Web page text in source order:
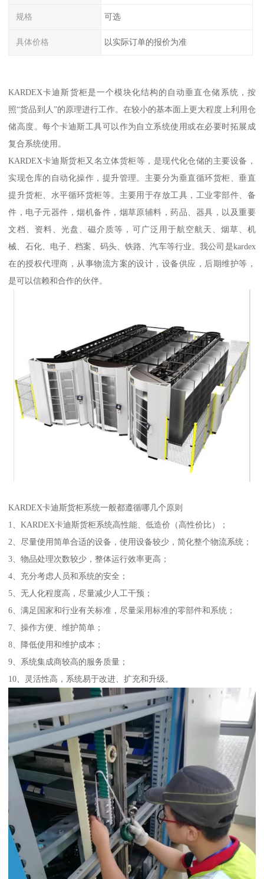
规格 可选
具体价格 以实际订单的报价为准
KARDEX卡迪斯货柜是一个模块化结构的自动垂直仓储系统，按
照“货品到人”的原理进行工作。在较小的基本面上更大程度上利用仓
储高度。每个卡迪斯工具可以作为自立系统使用或在必要时拓展成
复合系统使用。
KARDEX卡迪斯货柜又名立体货柜等，是现代化仓储的主要设备，
实现仓库的自动化操作，提升管理。主要分为垂直循环货柜、垂直
提升货柜、水平循环货柜等。主要用于存放工具，工业零部件、备
件，电子元器件，烟机备件，烟草原辅料，药品、器具，以及重要
文档、资料、光盘、磁介质等，可广泛用于航空航天、烟草、机
械、石化、电子、档案、码头、铁路、汽车等行业。我公司是kardex
在的授权代理商，从事物流方案的设计，设备供应，后期维护等，
是可以信赖和合作的伙伴。
KARDEX卡迪斯货柜系统一般都遵循哪几个原则
1、KARDEX卡迪斯货柜系统高性能、低造价（高性价比）；
2、尽量使用简单合适的设备，使用设备较少，简化整个物流系统；
3、物品处理次数较少，整体运行效率更高；
4、充分考虑人员和系统的安全；
5、无人化程度高，尽量减少人工干预；
6、满足国家和行业有关标准，尽量采用标准的零部件和系统；
7、操作方便、维护简单；
8、降低使用和维护成本；
9、系统集成商较高的服务质量；
10、灵活性高，系统易于改进、扩充和升级。